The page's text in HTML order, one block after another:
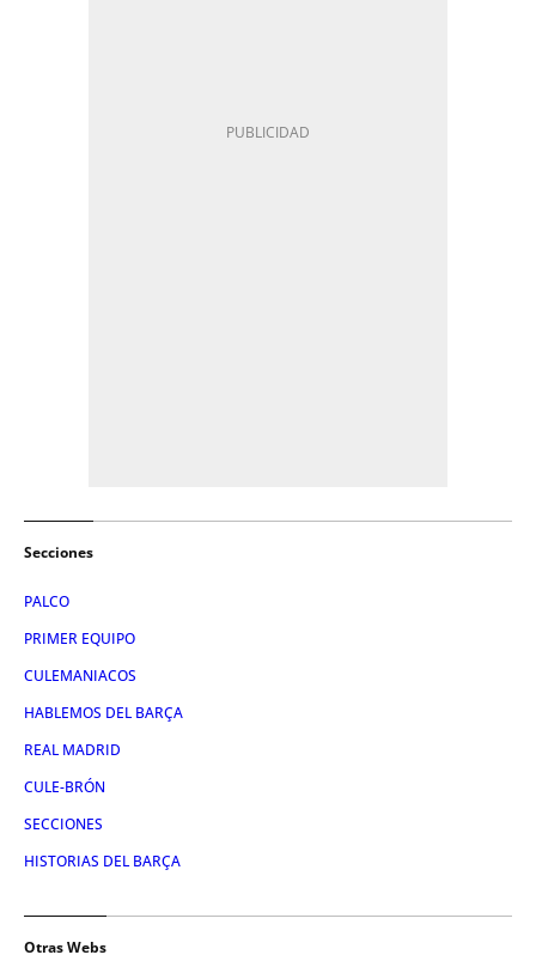
Secciones
PALCO
PRIMER EQUIPO
CULEMANIACOS
HABLEMOS DEL BARÇA
REAL MADRID
CULE-BRÓN
SECCIONES
HISTORIAS DEL BARÇA
Otras Webs